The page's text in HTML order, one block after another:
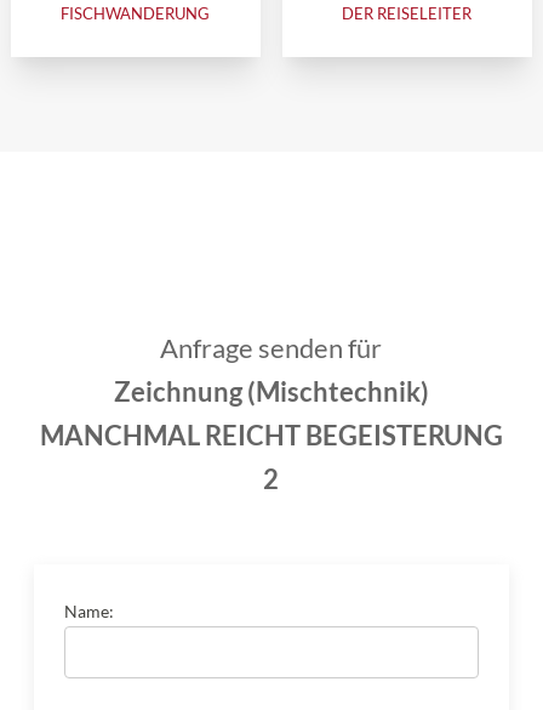
FISCHWANDERUNG
DER REISELEITER
Anfrage senden für
Zeichnung (Mischtechnik)
MANCHMAL REICHT BEGEISTERUNG
2
Name: